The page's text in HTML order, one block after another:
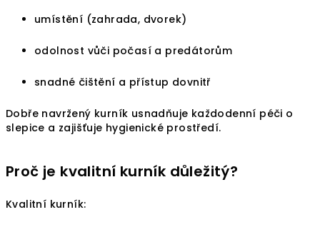
umístění (zahrada, dvorek)
odolnost vůči počasí a predátorům
snadné čištění a přístup dovnitř
Dobře navržený kurník usnadňuje každodenní péči o
slepice a zajišťuje hygienické prostředí.
Proč je kvalitní kurník důležitý?
Kvalitní kurník: